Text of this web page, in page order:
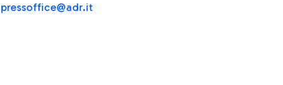
pressoffice@adr.it